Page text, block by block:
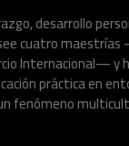
desarrollo
cuatro maestrías
Internacional—
práctica en
fenómeno